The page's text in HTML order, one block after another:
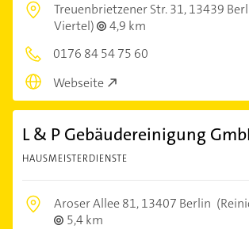
Treuenbrietzener Str. 31,13439
Viertel)
4,9 km
0176 84 54 75 60
Webseite
L & P Gebäudereinigung
HAUSMEISTERDIENSTE
Aroser Allee 81,13407 Berlin
5,4 km